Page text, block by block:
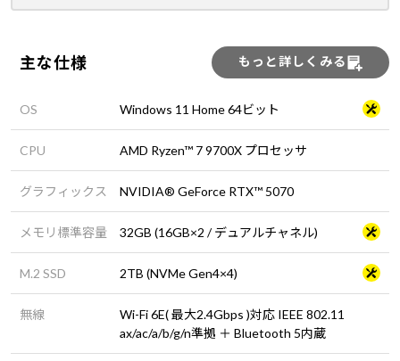
主な仕様 もっと詳しくみる
OS Windows 11 Home 64ビット
CPU AMD Ryzen™ 7 9700X プロセッサ
グラフィックス NVIDIA® GeForce RTX™ 5070
メモリ標準容量 32GB (16GB×2 / デュアルチャネル)
M.2 SSD 2TB (NVMe Gen4×4)
無線
Wi-Fi 6E( 最大2.4Gbps )対応 IEEE 802.11
ax/ac/a/b/g/n準拠 ＋ Bluetooth 5内蔵